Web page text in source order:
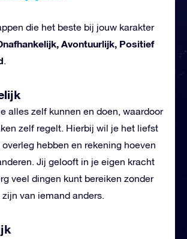
die het beste bij jouw karakter
Avontuurlijk, Positief
.
alles zelf kunnen en doen, waardoor
zelf regelt. Hierbij wil je het liefst
hebben en rekening hoeven
Jij gelooft in je eigen kracht
veel dingen kunt bereiken zonder
van iemand anders.